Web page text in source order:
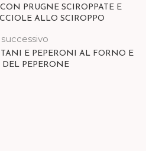
PRUGNE SCIROPPATE E
ALLO SCIROPPO
E PEPERONI AL FORNO E
DEL PEPERONE